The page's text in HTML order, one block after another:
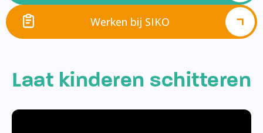
Werken bij SIKO
Laat kinderen schitteren